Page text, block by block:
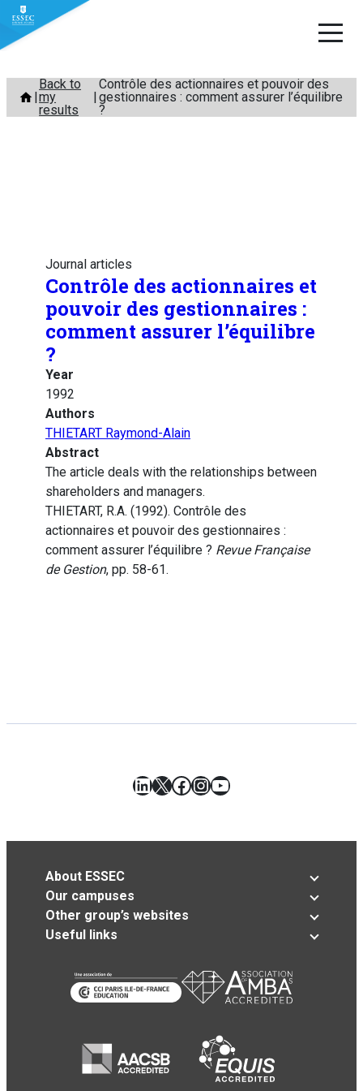
Skip
content
Back to
my
results
Contrôle des actionnaires et pouvoir des
gestionnaires : comment assurer l’équilibre
?
Journal articles
Contrôle des actionnaires et
pouvoir des gestionnaires :
comment assurer l’équilibre
?
Year
1992
Authors
THIETART Raymond-Alain
Abstract
The article deals with the relationships between
shareholders and managers.
THIETART, R.A. (1992). Contrôle des
actionnaires et pouvoir des gestionnaires :
comment assurer l’équilibre ? Revue Française
de Gestion, pp. 58-61.
LinkedIn
X Facebook
Instagram
YouTube
About ESSEC
Our campuses
Other group’s websites
Useful links